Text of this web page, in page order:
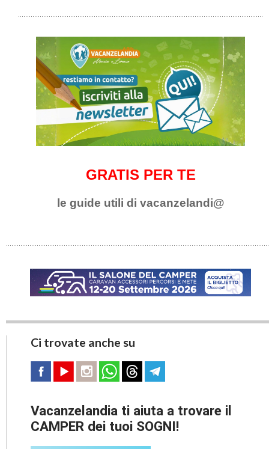
GRATIS PER TE
le guide utili di vacanzelandi@
Ci trovate anche su
Vacanzelandia ti aiuta a trovare il
CAMPER dei tuoi SOGNI!